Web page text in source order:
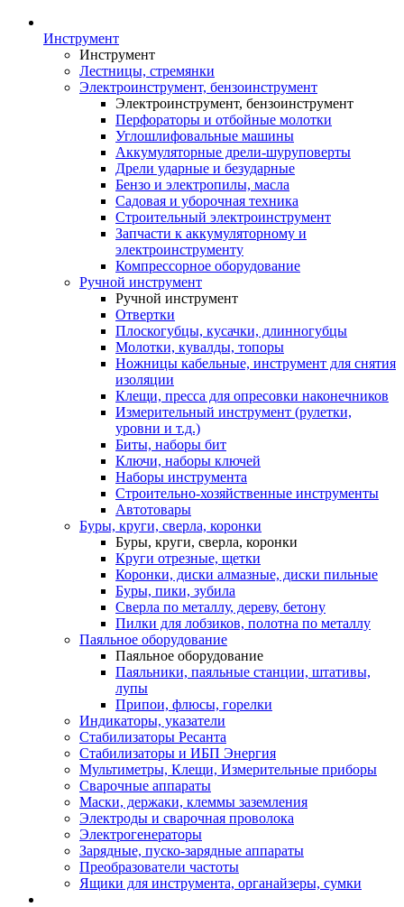
Инструмент
Инструмент
Лестницы, стремянки
Электроинструмент, бензоинструмент
Электроинструмент, бензоинструмент
Перфораторы и отбойные молотки
Углошлифовальные машины
Аккумуляторные дрели-шуруповерты
Дрели ударные и безударные
Бензо и электропилы, масла
Садовая и уборочная техника
Строительный электроинструмент
Запчасти к аккумуляторному и
электроинструменту
Компрессорное оборудование
Ручной инструмент
Ручной инструмент
Отвертки
Плоскогубцы, кусачки, длинногубцы
Молотки, кувалды, топоры
Ножницы кабельные, инструмент для снятия
изоляции
Клещи, пресса для опресовки наконечников
Измерительный инструмент (рулетки,
уровни и т.д.)
Биты, наборы бит
Ключи, наборы ключей
Наборы инструмента
Строительно-хозяйственные инструменты
Автотовары
Буры, круги, сверла, коронки
Буры, круги, сверла, коронки
Круги отрезные, щетки
Коронки, диски алмазные, диски пильные
Буры, пики, зубила
Сверла по металлу, дереву, бетону
Пилки для лобзиков, полотна по металлу
Паяльное оборудование
Паяльное оборудование
Паяльники, паяльные станции, штативы,
лупы
Припои, флюсы, горелки
Индикаторы, указатели
Стабилизаторы Ресанта
Стабилизаторы и ИБП Энергия
Мультиметры, Клещи, Измерительные приборы
Сварочные аппараты
Маски, держаки, клеммы заземления
Электроды и сварочная проволока
Электрогенераторы
Зарядные, пуско-зарядные аппараты
Преобразователи частоты
Ящики для инструмента, органайзеры, сумки